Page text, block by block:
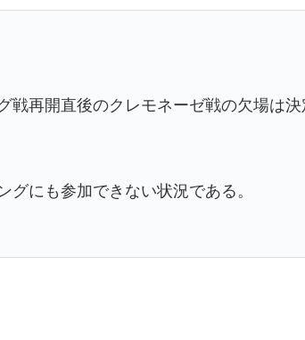
戦再開直後のクレモネーゼ戦の欠場は
にも参加できない状況である。